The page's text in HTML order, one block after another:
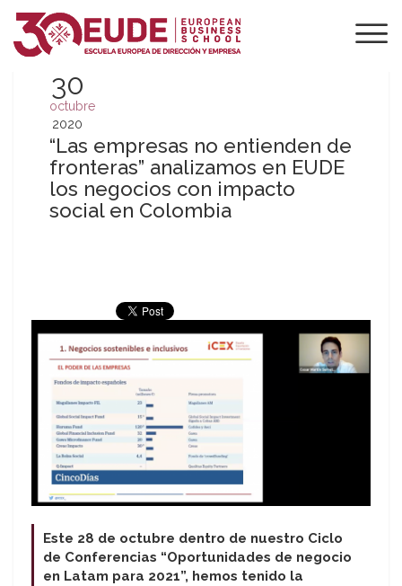
30
octubre
2020
“Las empresas no entienden de
fronteras” analizamos en EUDE
los negocios con impacto
social en Colombia
Este 28 de octubre dentro de nuestro Ciclo
de Conferencias “Oportunidades de negocio
en Latam para 2021”, hemos tenido la